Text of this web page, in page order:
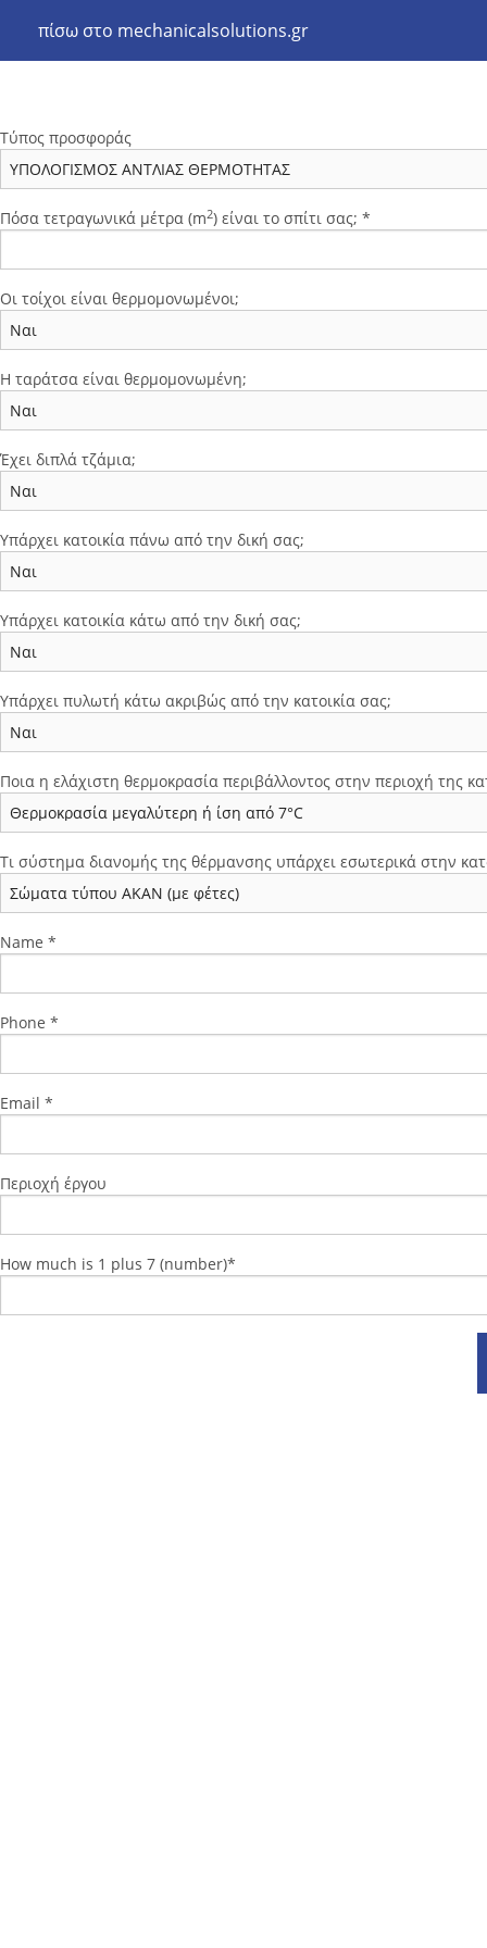
πίσω στο mechanicalsolutions.gr
Τύπος προσφοράς
Πόσα τετραγωνικά μέτρα (m2) είναι το σπίτι σας; *
Οι τοίχοι είναι θερμομονωμένοι;
Η ταράτσα είναι θερμομονωμένη;
Έχει διπλά τζάμια;
Υπάρχει κατοικία πάνω από την δική σας;
Υπάρχει κατοικία κάτω από την δική σας;
Υπάρχει πυλωτή κάτω ακριβώς από την κατοικία σας;
Ποια η ελάχιστη θερμοκρασία περιβάλλοντος στην περιοχή της
Τι σύστημα διανομής της θέρμανσης υπάρχει εσωτερικά στην
Name *
Phone *
Email *
Περιοχή έργου
How much is 1 plus 7 (number)*